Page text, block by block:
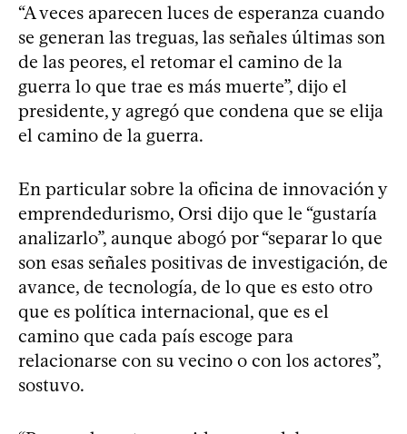
“A veces aparecen luces de esperanza cuando
se generan las treguas, las señales últimas son
de las peores, el retomar el camino de la
guerra lo que trae es más muerte”, dijo el
presidente, y agregó que condena que se elija
el camino de la guerra.
En particular sobre la oficina de innovación y
emprendedurismo, Orsi dijo que le “gustaría
analizarlo”, aunque abogó por “separar lo que
son esas señales positivas de investigación, de
avance, de tecnología, de lo que es esto otro
que es política internacional, que es el
camino que cada país escoge para
relacionarse con su vecino o con los actores”,
sostuvo.